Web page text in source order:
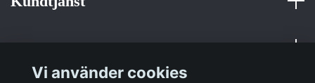
Vi använder cookies